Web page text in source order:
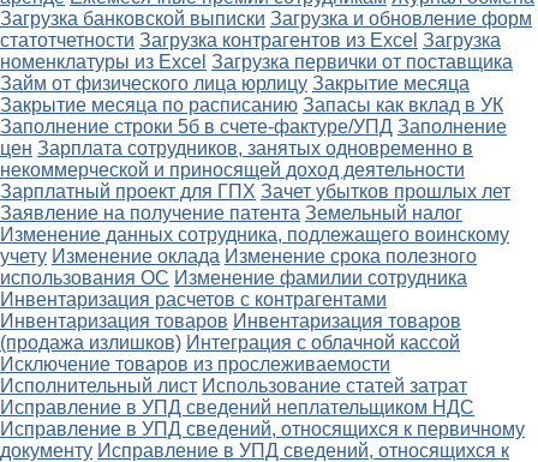
Загрузка банковской выписки Загрузка и обновление форм
статотчетности Загрузка контрагентов из Excel Загрузка
номенклатуры из Excel Загрузка первички от поставщика
Займ от физического лица юрлицу Закрытие месяца
Закрытие месяца по расписанию Запасы как вклад в УК
Заполнение строки 5б в счете-фактуре/УПД Заполнение
цен Зарплата сотрудников, занятых одновременно в
некоммерческой и приносящей доход деятельности
Зарплатный проект для ГПХ Зачет убытков прошлых лет
Заявление на получение патента Земельный налог
Изменение данных сотрудника, подлежащего воинскому
учету Изменение оклада Изменение срока полезного
использования ОС Изменение фамилии сотрудника
Инвентаризация расчетов с контрагентами
Инвентаризация товаров Инвентаризация товаров
(продажа излишков) Интеграция с облачной кассой
Исключение товаров из прослеживаемости
Исполнительный лист Использование статей затрат
Исправление в УПД сведений неплательщиком НДС
Исправление в УПД сведений, относящихся к первичному
документу Исправление в УПД сведений, относящихся к